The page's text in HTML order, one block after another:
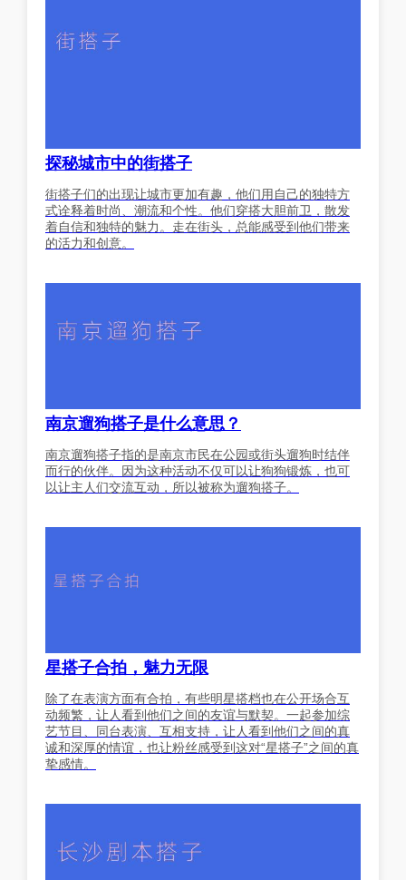
探秘城市中的街搭子
街搭子们的出现让城市更加有趣，他们用自己的独特方
式诠释着时尚、潮流和个性。他们穿搭大胆前卫，散发
着自信和独特的魅力。走在街头，总能感受到他们带来
的活力和创意。
南京遛狗搭子是什么意思？
南京遛狗搭子指的是南京市民在公园或街头遛狗时结伴
而行的伙伴。因为这种活动不仅可以让狗狗锻炼，也可
以让主人们交流互动，所以被称为遛狗搭子。
星搭子合拍，魅力无限
除了在表演方面有合拍，有些明星搭档也在公开场合互
动频繁，让人看到他们之间的友谊与默契。一起参加综
艺节目、同台表演、互相支持，让人看到他们之间的真
诚和深厚的情谊，也让粉丝感受到这对“星搭子”之间的真
挚感情。